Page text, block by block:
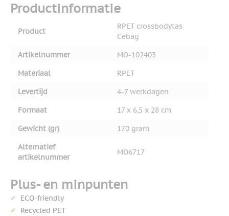
Productinformatie
Product
RPET crossbodytas
Cebag
Artikelnummer
MO-102403
Materiaal
RPET
Levertijd
4-7 werkdagen
Formaat
17 x 6,5 x 28 cm
Gewicht (gr)
170 gram
Alternatief
artikelnummer
MO6717
Plus- en minpunten
ECO-friendly
Recycled PET